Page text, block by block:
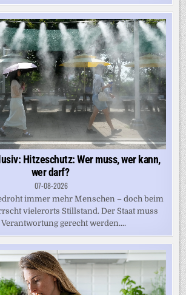
Hitzeschutz: Wer muss, wer kann,
wer darf?
07-08-2026
immer mehr Menschen – doch beim
vielerorts Stillstand. Der Staat muss
gerecht werden....